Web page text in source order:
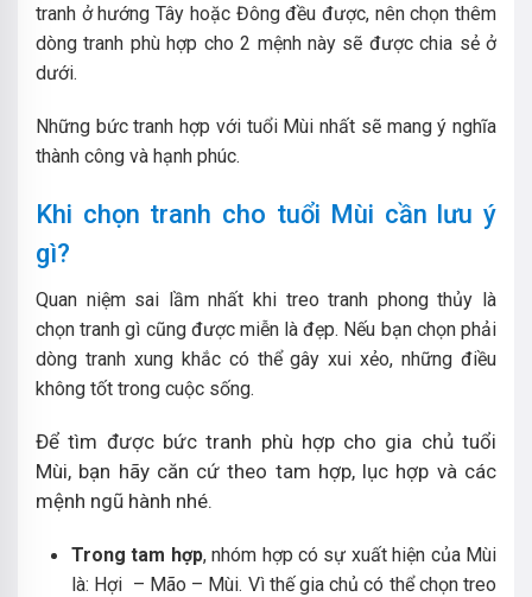
tranh ở hướng Tây hoặc Đông đều được, nên chọn thêm
dòng tranh phù hợp cho 2 mệnh này sẽ được chia sẻ ở
dưới.
Những bức tranh hợp với tuổi Mùi nhất sẽ mang ý nghĩa
thành công và hạnh phúc.
Khi chọn tranh cho tuổi Mùi cần lưu ý
gì?
Quan niệm sai lầm nhất khi treo tranh phong thủy là
chọn tranh gì cũng được miễn là đẹp. Nếu bạn chọn phải
dòng tranh xung khắc có thể gây xui xẻo, những điều
không tốt trong cuộc sống.
Để tìm được bức tranh phù hợp cho gia chủ tuổi
Mùi, bạn hãy căn cứ theo tam hợp, lục hợp và các
mệnh ngũ hành nhé.
Trong tam hợp, nhóm hợp có sự xuất hiện của Mùi
là: Hợi – Mão – Mùi. Vì thế gia chủ có thể chọn treo